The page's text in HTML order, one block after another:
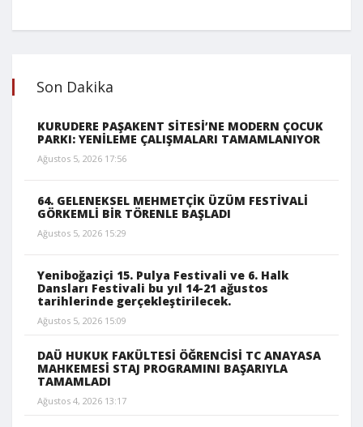
Son Dakika
KURUDERE PAŞAKENT SİTESİ’NE MODERN ÇOCUK
PARKI: YENİLEME ÇALIŞMALARI TAMAMLANIYOR
Ağustos 5, 2026 17:56
64. GELENEKSEL MEHMETÇİK ÜZÜM FESTİVALİ
GÖRKEMLİ BİR TÖRENLE BAŞLADI
Ağustos 5, 2026 15:29
Yeniboğaziçi 15. Pulya Festivali ve 6. Halk
Dansları Festivali bu yıl 14-21 ağustos
tarihlerinde gerçekleştirilecek.
Ağustos 5, 2026 15:09
DAÜ HUKUK FAKÜLTESİ ÖĞRENCİSİ TC ANAYASA
MAHKEMESİ STAJ PROGRAMINI BAŞARIYLA
TAMAMLADI
Ağustos 4, 2026 13:17